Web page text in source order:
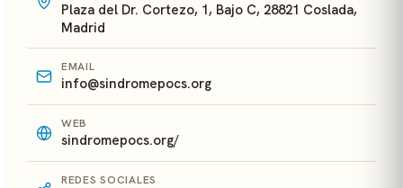
Plaza del Dr. Cortezo, 1, Bajo C, 28821 Coslada,
Madrid
EMAIL
info@sindromepocs.org
WEB
sindromepocs.org/
REDES SOCIALES